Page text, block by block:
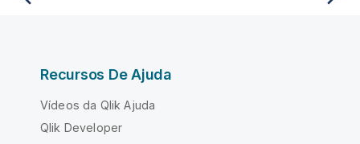
Recursos De Ajuda
Vídeos da Qlik Ajuda
Qlik Developer